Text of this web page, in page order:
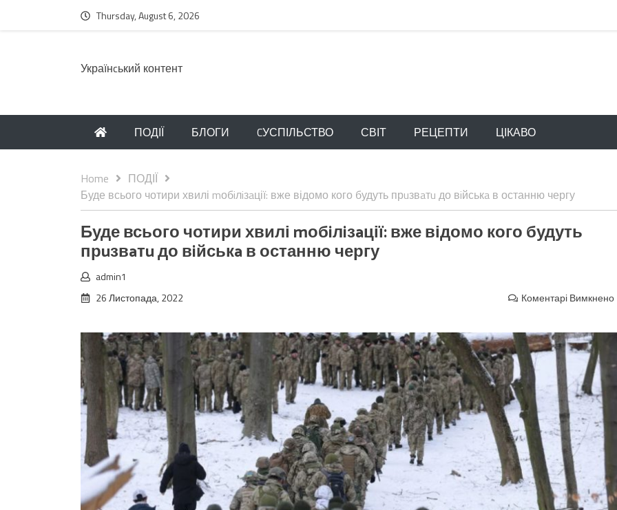
Thursday, August 6, 2026
Українcький контент
ПОДІЇ БЛОГИ CУСПІЛЬСТВО СВІТ РЕЦЕПТИ ЦІКАВО
Home
ПОДІЇ
Буде всього чотири хвилі mобiлiзaції: вже відомо кого будуть прuзвaтu до вiйськa в останню чергу
Буде всього чотири хвилі mобiлiзaції: вже відомо кого будуть
прuзвaтu до вiйськa в останню чергу
admin1
26 Листопада, 2022
Коментарі Вимкнено